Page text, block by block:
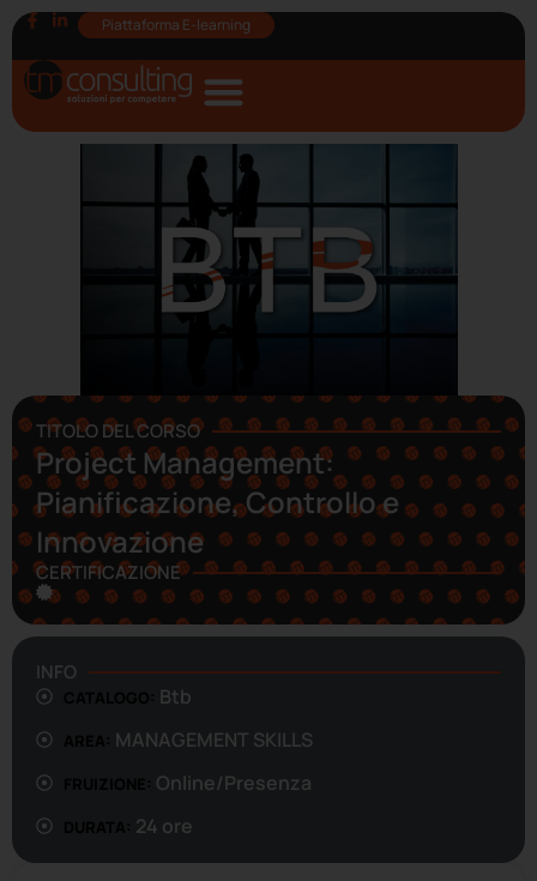
Piattaforma E-learning
TITOLO DEL CORSO
Project Management:
Pianificazione, Controllo e
Innovazione
CERTIFICAZIONE
INFO
Btb
MANAGEMENT SKILLS
Online/Presenza
24 ore